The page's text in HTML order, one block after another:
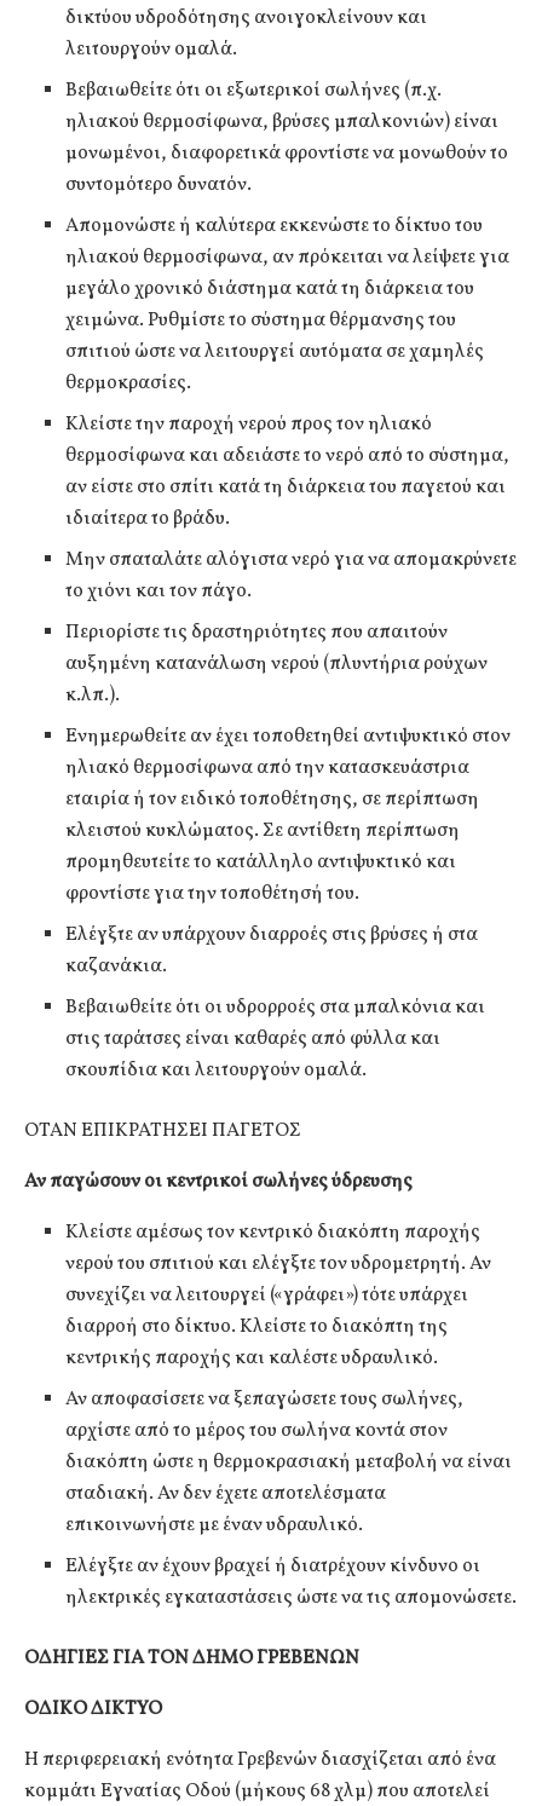
δικτύου υδροδότησης ανοιγοκλείνουν και
λειτουργούν ομαλά.
Βεβαιωθείτε ότι οι εξωτερικοί σωλήνες (π.χ.
ηλιακού θερμοσίφωνα, βρύσες μπαλκονιών) είναι
μονωμένοι, διαφορετικά φροντίστε να μονωθούν το
συντομότερο δυνατόν.
Απομονώστε ή καλύτερα εκκενώστε το δίκτυο του
ηλιακού θερμοσίφωνα, αν πρόκειται να λείψετε για
μεγάλο χρονικό διάστημα κατά τη διάρκεια του
χειμώνα. Ρυθμίστε το σύστημα θέρμανσης του
σπιτιού ώστε να λειτουργεί αυτόματα σε χαμηλές
θερμοκρασίες.
Κλείστε την παροχή νερού προς τον ηλιακό
θερμοσίφωνα και αδειάστε το νερό από το σύστημα,
αν είστε στο σπίτι κατά τη διάρκεια του παγετού και
ιδιαίτερα το βράδυ.
Μην σπαταλάτε αλόγιστα νερό για να απομακρύνετε
το χιόνι και τον πάγο.
Περιορίστε τις δραστηριότητες που απαιτούν
αυξημένη κατανάλωση νερού (πλυντήρια ρούχων
κ.λπ.).
Ενημερωθείτε αν έχει τοποθετηθεί αντιψυκτικό στον
ηλιακό θερμοσίφωνα από την κατασκευάστρια
εταιρία ή τον ειδικό τοποθέτησης, σε περίπτωση
κλειστού κυκλώματος. Σε αντίθετη περίπτωση
προμηθευτείτε το κατάλληλο αντιψυκτικό και
φροντίστε για την τοποθέτησή του.
Ελέγξτε αν υπάρχουν διαρροές στις βρύσες ή στα
καζανάκια.
Βεβαιωθείτε ότι οι υδρορροές στα μπαλκόνια και
στις ταράτσες είναι καθαρές από φύλλα και
σκουπίδια και λειτουργούν ομαλά.
ΟΤΑΝ ΕΠΙΚΡΑΤΗΣΕΙ ΠΑΓΕΤΟΣ
Αν παγώσουν οι κεντρικοί σωλήνες ύδρευσης
Κλείστε αμέσως τον κεντρικό διακόπτη παροχής
νερού του σπιτιού και ελέγξτε τον υδρομετρητή. Αν
συνεχίζει να λειτουργεί («γράφει») τότε υπάρχει
διαρροή στο δίκτυο. Κλείστε το διακόπτη της
κεντρικής παροχής και καλέστε υδραυλικό.
Αν αποφασίσετε να ξεπαγώσετε τους σωλήνες,
αρχίστε από το μέρος του σωλήνα κοντά στον
διακόπτη ώστε η θερμοκρασιακή μεταβολή να είναι
σταδιακή. Αν δεν έχετε αποτελέσματα
επικοινωνήστε με έναν υδραυλικό.
Ελέγξτε αν έχουν βραχεί ή διατρέχουν κίνδυνο οι
ηλεκτρικές εγκαταστάσεις ώστε να τις απομονώσετε.
ΟΔΗΓΙΕΣ ΓΙΑ ΤΟΝ ΔΗΜΟ ΓΡΕΒΕΝΩΝ
ΟΔΙΚΟ ΔΙΚΤΥΟ
Η περιφερειακή ενότητα Γρεβενών διασχίζεται από ένα
κομμάτι Εγνατίας Οδού (μήκους 68 χλμ) που αποτελεί